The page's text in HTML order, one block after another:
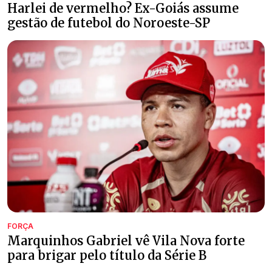
Harlei de vermelho? Ex-Goiás assume
gestão de futebol do Noroeste-SP
FORÇA
Marquinhos Gabriel vê Vila Nova forte
para brigar pelo título da Série B